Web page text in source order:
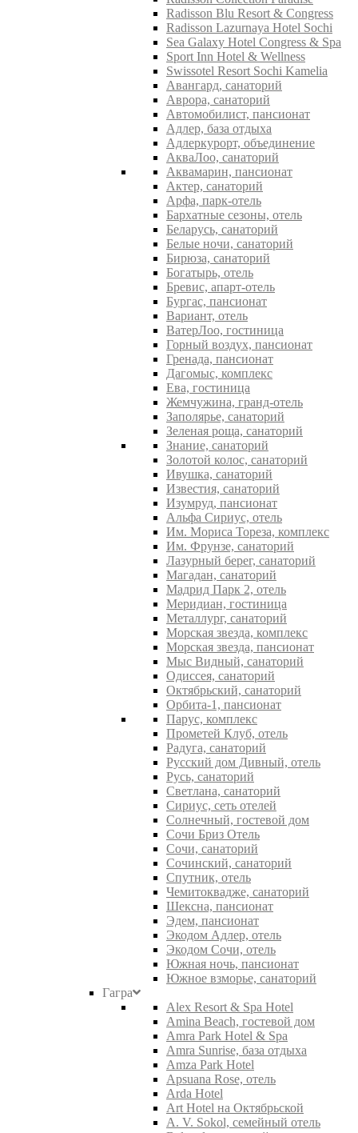
Radisson Blu Resort & Congress
Radisson Lazurnaya Hotel Sochi
Sea Galaxy Hotel Congress & Spa
Sport Inn Hotel & Wellness
Swissotel Resort Sochi Kamelia
Авангард, санаторий
Аврора, санаторий
Автомобилист, пансионат
Адлер, база отдыха
Адлеркурорт, объединение
АкваЛоо, санаторий
Аквамарин, пансионат
Актер, санаторий
Арфа, парк-отель
Бархатные сезоны, отель
Беларусь, санаторий
Белые ночи, санаторий
Бирюза, санаторий
Богатырь, отель
Бревис, апарт-отель
Бургас, пансионат
Вариант, отель
ВатерЛоо, гостиница
Горный воздух, пансионат
Гренада, пансионат
Дагомыс, комплекс
Ева, гостиница
Жемчужина, гранд-отель
Заполярье, санаторий
Зеленая роща, санаторий
Знание, санаторий
Золотой колос, санаторий
Ивушка, санаторий
Известия, санаторий
Изумруд, пансионат
Альфа Сириус, отель
Им. Мориса Тореза, комплекс
Им. Фрунзе, санаторий
Лазурный берег, санаторий
Магадан, санаторий
Мадрид Парк 2, отель
Меридиан, гостиница
Металлург, санаторий
Морская звезда, комплекс
Морская звезда, пансионат
Мыс Видный, санаторий
Одиссея, санаторий
Октябрьский, санаторий
Орбита-1, пансионат
Парус, комплекс
Прометей Клуб, отель
Радуга, санаторий
Русский дом Дивный, отель
Русь, санаторий
Светлана, санаторий
Сириус, сеть отелей
Солнечный, гостевой дом
Сочи Бриз Отель
Сочи, санаторий
Сочинский, санаторий
Спутник, отель
Чемитоквадже, санаторий
Шексна, пансионат
Эдем, пансионат
Экодом Адлер, отель
Экодом Сочи, отель
Южная ночь, пансионат
Южное взморье, санаторий
Гагра
Alex Resort & Spa Hotel
Amina Beach, гостевой дом
Amra Park Hotel & Spa
Amra Sunrise, база отдыха
Amza Park Hotel
Apsuana Rose, отель
Arda Hotel
Art Hotel на Октябрьской
A. V. Sokol, семейный отель